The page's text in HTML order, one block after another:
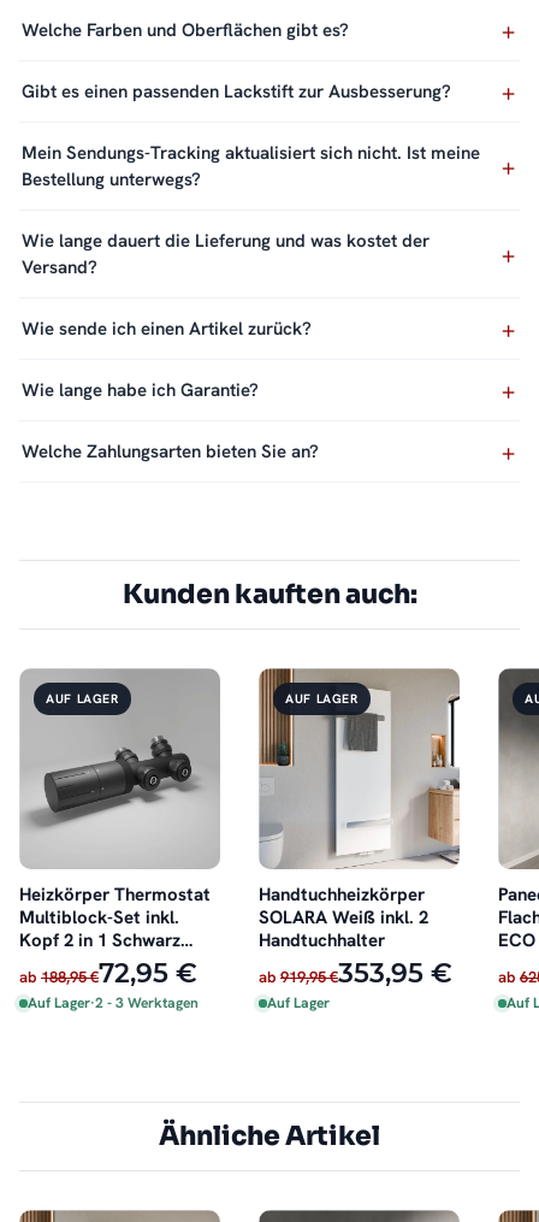
Welche Farben und Oberflächen gibt es?
Gibt es einen passenden Lackstift zur Ausbesserung?
Mein Sendungs-Tracking aktualisiert sich nicht. Ist meine
Bestellung unterwegs?
Wie lange dauert die Lieferung und was kostet der
Versand?
Wie sende ich einen Artikel zurück?
Wie lange habe ich Garantie?
Welche Zahlungsarten bieten Sie an?
Kunden kauften auch:
AUF LAGER
Heizkörper Thermostat
Multiblock-Set inkl.
Kopf 2 in 1 Schwarz
schwenkbar
ab 188,95 €72,95 €
Auf Lager·2 - 3 Werktagen
AUF LAGER
Handtuchheizkörper
SOLARA Weiß inkl. 2
Handtuchhalter
ab 919,95 €353,95 €
Auf Lager
ab
Auf
Ähnliche Artikel